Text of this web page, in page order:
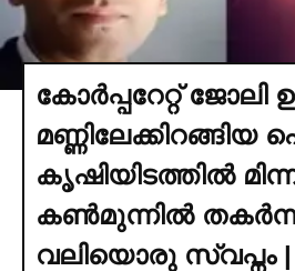
കോര്‍പ്പറേറ്റ് ജോലി
കൃഷിയിടത്തില്‍
കണ്‍മുന്നില്‍
വലിയൊരു സ്വപ്നം |